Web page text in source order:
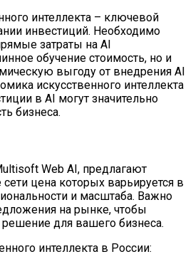
интеллекта – ключевой
инвестиций. Необходимо
затраты на AI
обучение стоимость, но и
выгоду от внедрения AI
искусственного интеллекта
в AI могут значительно
бизнеса.
Web AI, предлагают
цена которых варьируется в
и масштаба. Важно
на рынке, чтобы
для вашего бизнеса.